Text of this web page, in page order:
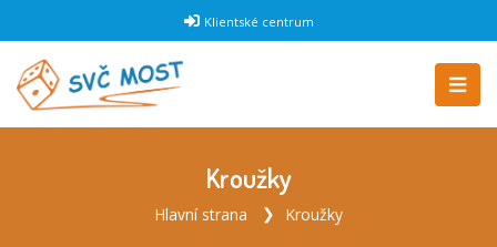
Klientské centrum
Kroužky
Hlavní strana Kroužky